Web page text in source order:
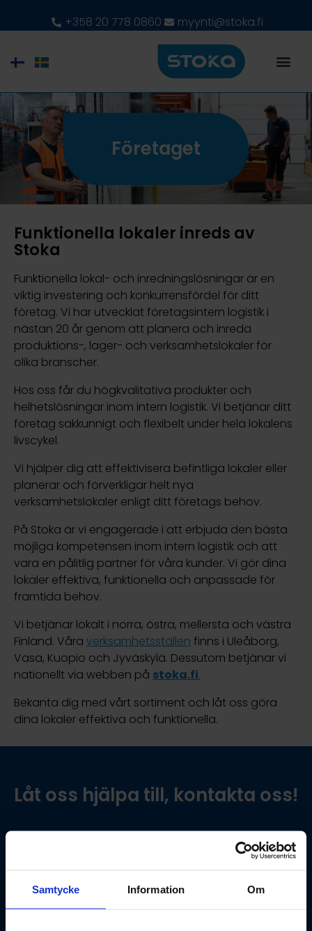
Samtycke Information Om
+358 20 778 0860 myynti@stoka.fi
Företaget
Funktionella lokaler inreds av
Stoka
Funktionella lokal- och inredningslösningar är en
viktig investering och konkurrensfördel för ditt
företag. Vi har utvecklat företagsintern logistik i
nästan 20 år genom att planera och inreda
produktions-, lager- och verksamhetslokaler för
olika branscher.
Hos oss får du högkvalitativa produkter och
helhetslösningar inom intern logistik. Vi betjänar ditt
företag sakkunnigt och flexibelt under hela lokalens
livscykel.
Vi hjälper dig att effektivisera befintliga lokaler eller
planerar och förverkligar helt nya
verksamhetslokaler enligt ditt företags behov.
På Stoka är vi engagerade i att erbjuda den bästa
möjliga kompetensen inom intern logistik och att
vara en pålitlig partner för våra kunder. Vi gör dina
lokaler effektiva, funktionella och anpassade för
framtida behov.
Vi betjänar lokalt i norra, östra, mellersta och västra
Finland. Våra verksamhetsställen finns i Uleåborg,
Vasa, Kuopio och Jyväskylä. Dessutom betjänar vi
nationellt via webben på stoka.fi.
Bekanta dig med vårt sortiment och låt oss göra
dina lokaler effektiva och funktionella.
Låt oss hjälpa till, kontakta oss!
Namn